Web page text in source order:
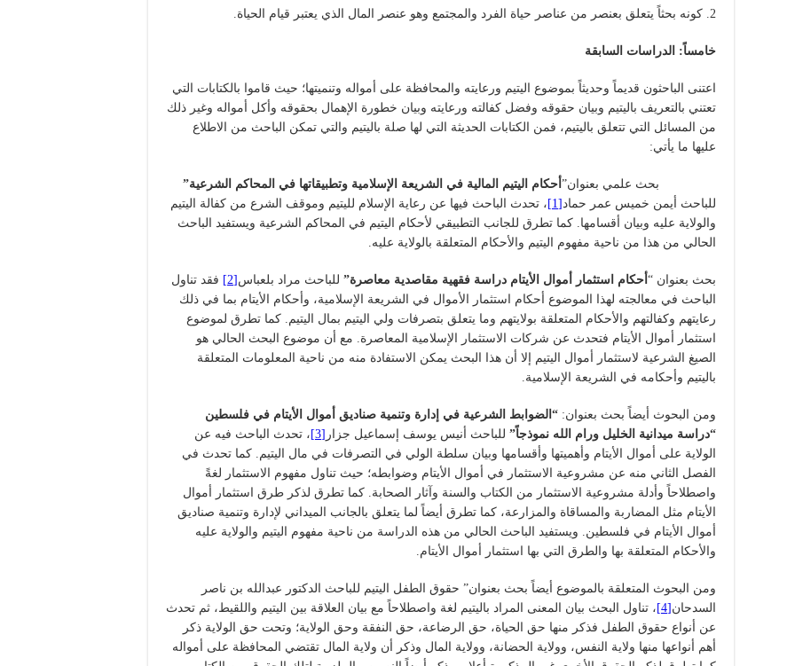
كونه بحثاً يتعلق بعنصر من عناصر حياة الفرد والمجتمع وهو عنصر المال الذي يعتبر قيام الحياة.
خامساً: الدراسات السابقة
اعتنى الباحثون قديماً وحديثاً بموضوع اليتيم ورعايته والمحافظة على أمواله وتنميتها؛ حيث قاموا بالكتابات التي
تعتني بالتعريف باليتيم وبيان حقوقه وفضل كفالته ورعايته وبيان خطورة الإهمال بحقوقه وأكل أمواله وغير ذلك
من المسائل التي تتعلق باليتيم، فمن الكتابات الحديثة التي لها صلة باليتيم والتي تمكن الباحث من الاطلاع
عليها ما يأتي:
بحث علمي بعنوان” أحكام اليتيم المالية في الشريعة الإسلامية وتطبيقاتها في المحاكم الشرعية”
للباحث أيمن خميس عمر حماد[1]
، تحدث الباحث فيها عن رعاية الإسلام لليتيم وموقف الشرع من كفالة اليتيم
والولاية عليه وبيان أقسامها. كما تطرق للجانب التطبيقي لأحكام اليتيم في المحاكم الشرعية ويستفيد الباحث
الحالي من هذا من ناحية مفهوم اليتيم والأحكام المتعلقة بالولاية عليه.
بحث بعنوان “ أحكام استثمار أموال الأيتام دراسة فقهية مقاصدية معاصرة” للباحث مراد بلعباس [2]
فقد تناول
الباحث في معالجته لهذا الموضوع أحكام استثمار الأموال في الشريعة الإسلامية، وأحكام الأيتام بما في ذلك
رعايتهم وكفالتهم والأحكام المتعلقة بولايتهم وما يتعلق بتصرفات ولي اليتيم بمال اليتيم. كما تطرق لموضوع
استثمار أموال الأيتام فتحدث عن شركات الاستثمار الإسلامية المعاصرة. مع أن موضوع البحث الحالي هو
الصيغ الشرعية لاستثمار أموال اليتيم إلا أن هذا البحث يمكن الاستفادة منه من ناحية المعلومات المتعلقة
باليتيم وأحكامه في الشريعة الإسلامية.
ومن البحوث أيضاً بحث بعنوان: “الضوابط الشرعية في إدارة وتنمية صناديق أموال الأيتام في فلسطين
“دراسة ميدانية الخليل ورام الله نموذجاً” للباحث أنيس يوسف إسماعيل جزار [3]
، تحدث الباحث فيه عن
الولاية على أموال الأيتام وأهميتها وأقسامها وبيان سلطة الولي في التصرفات في مال اليتيم. كما تحدث في
الفصل الثاني منه عن مشروعية الاستثمار في أموال الأيتام وضوابطه؛ حيث تناول مفهوم الاستثمار لغةً
واصطلاحاً وأدلة مشروعية الاستثمار من الكتاب والسنة وآثار الصحابة. كما تطرق لذكر طرق استثمار أموال
الأيتام مثل المضاربة والمساقاة والمزارعة، كما تطرق أيضاً لما يتعلق بالجانب الميداني لإدارة وتنمية صناديق
أموال الأيتام في فلسطين. ويستفيد الباحث الحالي من هذه الدراسة من ناحية مفهوم اليتيم والولاية عليه
والأحكام المتعلقة بها والطرق التي بها استثمار أموال الأيتام.
ومن البحوث المتعلقة بالموضوع أيضاً بحث بعنوان” حقوق الطفل اليتيم للباحث الدكتور عبدالله بن ناصر
السدحان [4]
، تناول البحث بيان المعنى المراد باليتيم لغة واصطلاحاً مع بيان العلاقة بين اليتيم واللقيط، ثم تحدث
عن أنواع حقوق الطفل فذكر منها حق الحياة، حق الرضاعة، حق النفقة وحق الولاية؛ وتحت حق الولاية ذكر
أهم أنواعها منها ولاية النفس، وولاية الحضانة، وولاية المال وذكر أن ولاية المال تقتضي المحافظة على أمواله